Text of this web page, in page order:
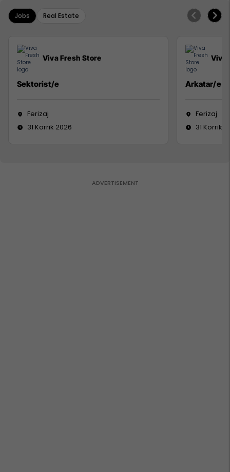
Jobs Real Estate
Viva Fresh Store
Sektorist/e
Ferizaj
31 Korrik 2026
Viva
Arkatar/e
Ferizaj
31 Korrik